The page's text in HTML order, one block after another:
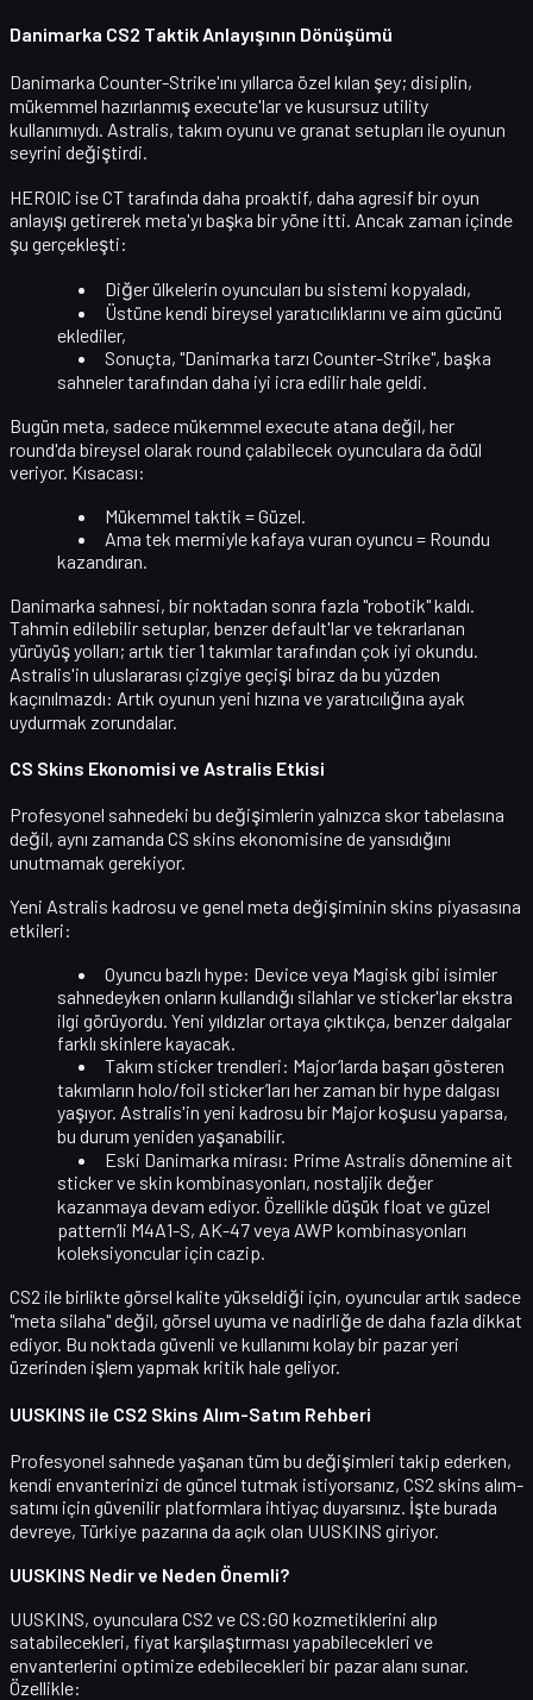
Danimarka CS2 Taktik Anlayışının Dönüşümü
Danimarka Counter-Strike'ını yıllarca özel kılan şey; disiplin,
mükemmel hazırlanmış execute'lar ve kusursuz utility
kullanımıydı. Astralis, takım oyunu ve granat setupları ile oyunun
seyrini değiştirdi.
HEROIC ise CT tarafında daha proaktif, daha agresif bir oyun
anlayışı getirerek meta'yı başka bir yöne itti. Ancak zaman içinde
şu gerçekleşti:
Diğer ülkelerin oyuncuları bu sistemi kopyaladı,
Üstüne kendi bireysel yaratıcılıklarını ve aim gücünü
eklediler,
Sonuçta, "Danimarka tarzı Counter-Strike", başka
sahneler tarafından daha iyi icra edilir hale geldi.
Bugün meta, sadece mükemmel execute atana değil, her
round'da bireysel olarak round çalabilecek oyunculara da ödül
veriyor. Kısacası:
Mükemmel taktik = Güzel.
Ama tek mermiyle kafaya vuran oyuncu = Roundu
kazandıran.
Danimarka sahnesi, bir noktadan sonra fazla "robotik" kaldı.
Tahmin edilebilir setuplar, benzer default'lar ve tekrarlanan
yürüyüş yolları; artık tier 1 takımlar tarafından çok iyi okundu.
Astralis'in uluslararası çizgiye geçişi biraz da bu yüzden
kaçınılmazdı: Artık oyunun yeni hızına ve yaratıcılığına ayak
uydurmak zorundalar.
CS Skins Ekonomisi ve Astralis Etkisi
Profesyonel sahnedeki bu değişimlerin yalnızca skor tabelasına
değil, aynı zamanda CS skins ekonomisinede yansıdığını
unutmamak gerekiyor.
Yeni Astralis kadrosu ve genel meta değişiminin skins piyasasına
etkileri:
Oyuncu bazlı hype: Device veya Magisk gibi isimler
sahnedeyken onların kullandığı silahlar ve sticker'lar ekstra
ilgi görüyordu. Yeni yıldızlar ortaya çıktıkça, benzer dalgalar
farklı skinlere kayacak.
Takım sticker trendleri: Major’larda başarı gösteren
takımların holo/foil sticker’ları her zaman bir hype dalgası
yaşıyor. Astralis'in yeni kadrosu bir Major koşusu yaparsa,
bu durum yeniden yaşanabilir.
Eski Danimarka mirası: Prime Astralis dönemine ait
sticker ve skin kombinasyonları, nostaljik değer
kazanmaya devam ediyor. Özellikle düşük float ve güzel
pattern’li M4A1-S, AK-47 veya AWP kombinasyonları
koleksiyoncular için cazip.
CS2 ile birlikte görsel kalite yükseldiği için, oyuncular artık sadece
"meta silaha" değil, görsel uyuma ve nadirliğede daha fazla dikkat
ediyor. Bu noktada güvenli ve kullanımı kolay bir pazar yeri
üzerinden işlem yapmak kritik hale geliyor.
UUSKINS ile CS2 Skins Alım-Satım Rehberi
Profesyonel sahnede yaşanan tüm bu değişimleri takip ederken,
kendi envanterinizi de güncel tutmak istiyorsanız, CS2 skins alım-
satımı için güvenilir platformlara ihtiyaç duyarsınız. İşte burada
devreye, Türkiye pazarına da açık olan UUSKINS giriyor.
UUSKINS Nedir ve Neden Önemli?
UUSKINS, oyunculara CS2 ve CS:GO kozmetiklerini alıp
satabilecekleri, fiyat karşılaştırması yapabilecekleri ve
envanterlerini optimize edebilecekleri bir pazar alanı sunar.
Özellikle: